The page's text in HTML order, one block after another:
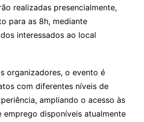
realizadas presencialmente,
para as 8h, mediante
interessados ao local
organizadores, o evento é
com diferentes níveis de
ampliando o acesso às
disponíveis atualmente